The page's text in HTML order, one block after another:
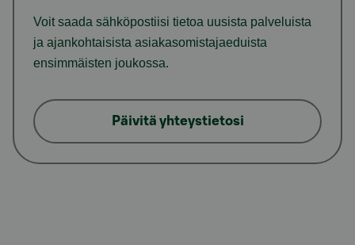
Voit saada sähköpostiisi tietoa uusista palveluista
ja ajankohtaisista asiakasomistajaeduista
ensimmäisten joukossa.
Päivitä yhteystietosi